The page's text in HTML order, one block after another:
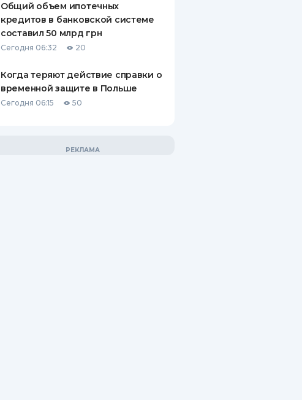
Общий объем ипотечных
кредитов в банковской системе
составил 50 млрд грн
Сегодня 06:32 20
Когда теряют действие справки о
временной защите в Польше
Сегодня 06:15 50